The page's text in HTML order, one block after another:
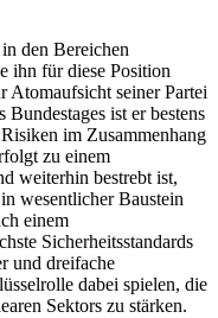
den Bereichen
ihn für diese Position
Atomaufsicht seiner Partei
ist er bestens
im Zusammenhang
zu einem
weiterhin bestrebt ist,
wesentlicher Baustein
einem
Sicherheitsstandards
und dreifache
dabei spielen, die
Sektors zu stärken.